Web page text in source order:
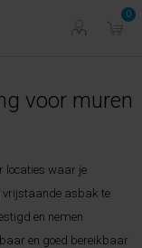
0
voor muren
locaties waar je
vrijstaande asbak te
en nemen
en goed bereikbaar